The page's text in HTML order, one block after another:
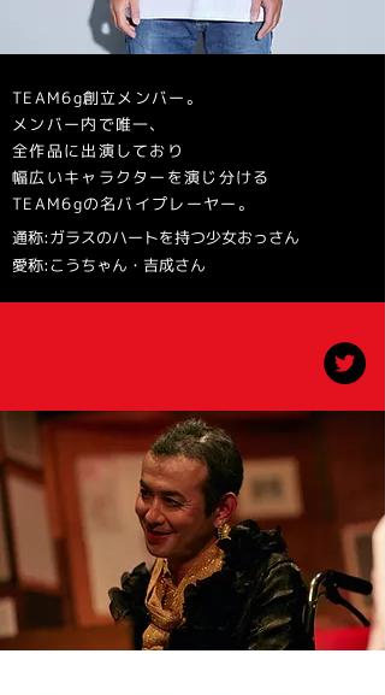
TEAM6g創立メンバー。
メンバー内で唯一、
全作品に出演しており
幅広いキャラクターを演じ分ける
TEAM6gの名バイプレーヤー。
​通称:ガラスのハートを持つ少女おっさん
​愛称:こうちゃん・吉成さん